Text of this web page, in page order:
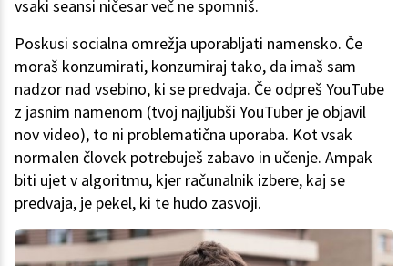
vsaki seansi ničesar več ne spomniš.
Poskusi socialna omrežja uporabljati namensko. Če
moraš konzumirati, konzumiraj tako, da imaš sam
nadzor nad vsebino, ki se predvaja. Če odpreš YouTube
z jasnim namenom (tvoj najljubši YouTuber je objavil
nov video), to ni problematična uporaba. Kot vsak
normalen človek potrebuješ zabavo in učenje. Ampak
biti ujet v algoritmu, kjer računalnik izbere, kaj se
predvaja, je pekel, ki te hudo zasvoji.